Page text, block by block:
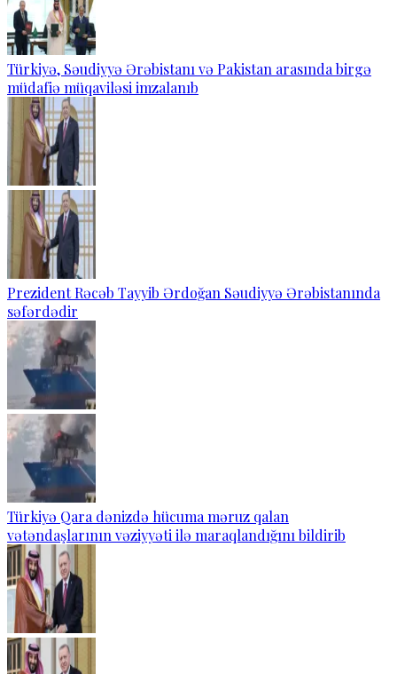
Türkiyə, Səudiyyə Ərəbistanı və Pakistan arasında birgə
müdafiə müqaviləsi imzalanıb
Prezident Rəcəb Tayyib Ərdoğan Səudiyyə Ərəbistanında
səfərdədir
Türkiyə Qara dənizdə hücuma məruz qalan
vətəndaşlarının vəziyyəti ilə maraqlandığını bildirib